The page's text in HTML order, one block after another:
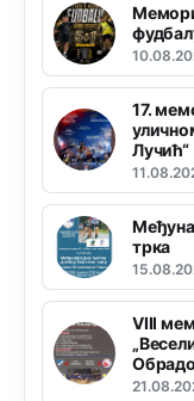
17.
Лучић“
трка
VIII